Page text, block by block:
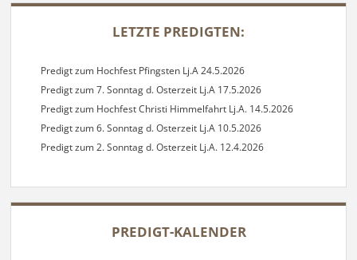
SIDEBAR
LETZTE PREDIGTEN:
Predigt zum Hochfest Pfingsten Lj.A 24.5.2026
Predigt zum 7. Sonntag d. Osterzeit Lj.A 17.5.2026
Predigt zum Hochfest Christi Himmelfahrt Lj.A. 14.5.2026
Predigt zum 6. Sonntag d. Osterzeit Lj.A 10.5.2026
Predigt zum 2. Sonntag d. Osterzeit Lj.A. 12.4.2026
PREDIGT-KALENDER